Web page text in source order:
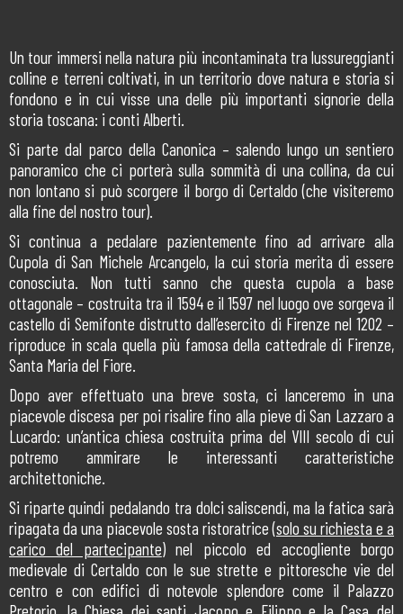
Un tour immersi nella natura più incontaminata tra lussureggianti
colline e terreni coltivati, in un territorio dove natura e storia si
fondono e in cui visse una delle più importanti signorie della
storia toscana: i conti Alberti.
Si parte dal parco della Canonica – salendo lungo un sentiero
panoramico che ci porterà sulla sommità di una collina, da cui
non lontano si può scorgere il borgo di Certaldo (che visiteremo
alla fine del nostro tour).
Si continua a pedalare pazientemente fino ad arrivare alla
Cupola di San Michele Arcangelo, la cui storia merita di essere
conosciuta. Non tutti sanno che questa cupola a base
ottagonale – costruita tra il 1594 e il 1597 nel luogo ove sorgeva il
castello di Semifonte distrutto dall’esercito di Firenze nel 1202 –
riproduce in scala quella più famosa della cattedrale di Firenze,
Santa Maria del Fiore.
Dopo aver effettuato una breve sosta, ci lanceremo in una
piacevole discesa per poi risalire fino alla pieve di San Lazzaro a
Lucardo: un’antica chiesa costruita prima del VIII secolo di cui
potremo ammirare le interessanti caratteristiche
architettoniche.
Si riparte quindi pedalando tra dolci saliscendi, ma la fatica sarà
ripagata da una piacevole sosta ristoratrice (solo su richiesta e a
carico del partecipante) nel piccolo ed accogliente borgo
medievale di Certaldo con le sue strette e pittoresche vie del
centro e con edifici di notevole splendore come il Palazzo